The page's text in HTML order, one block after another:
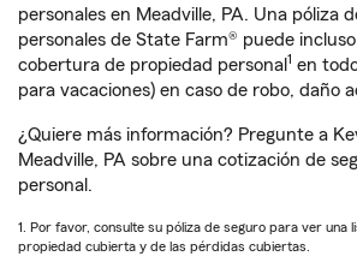
personales en Meadville, PA. Una póliza
personales de State Farm® puede
cobertura de propiedad personal 1 en
para vacaciones) en caso de robo, daño
¿Quiere más información? Pregunte a
Meadville, PA sobre una cotización de
personal.
1. Por favor, consulte su póliza de seguro para ver una
propiedad cubierta y de las pérdidas cubiertas.